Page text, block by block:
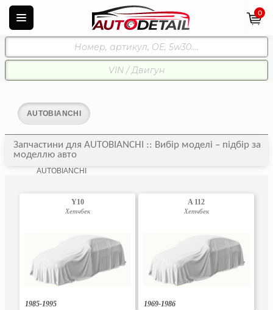
0
AUTOBIANCHI
Запчастини для AUTOBIANCHI :: Вибір моделі – підбір за
моделлю авто
AUTOBIANCHI
Y10
Хетчбек
1985-1995
A 112
Хетчбек
1969-1986